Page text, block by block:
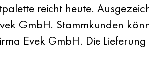
reicht heute.
GmbH. Stammkunden
Evek GmbH. Die